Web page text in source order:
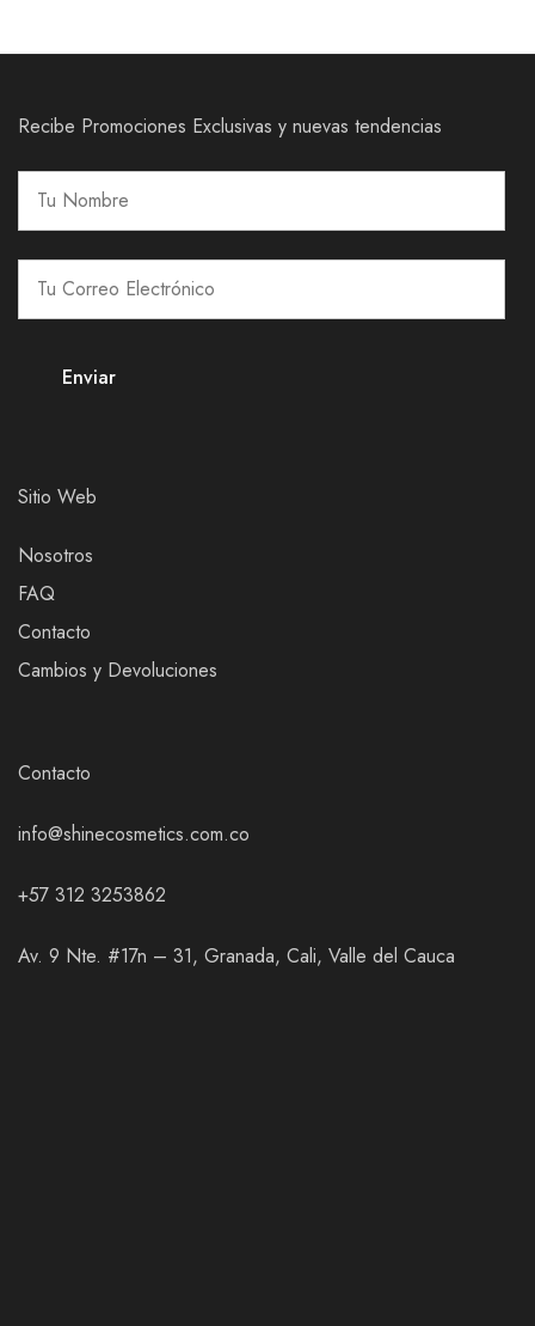
Recibe Promociones Exclusivas y nuevas tendencias
Sitio Web
Nosotros
FAQ
Contacto
Cambios y Devoluciones
Contacto
info@shinecosmetics.com.co
+57 312 3253862
Av. 9 Nte. #17n – 31, Granada, Cali, Valle del Cauca